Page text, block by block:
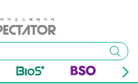
터
검색